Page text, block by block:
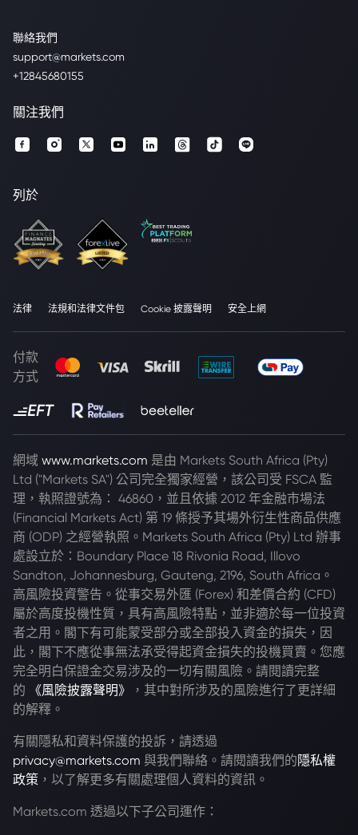
聯絡我們
support@markets.com
+12845680155
關注我們
列於
法律 法規和法律文件包 Cookie 披露聲明 安全上網
付款
方式
網域 www.markets.com 是由 Markets South Africa (Pty)
Ltd ("Markets SA") 公司完全獨家經營，該公司受 FSCA 監
理，執照證號為： 46860，並且依據 2012 年金融市場法
(Financial Markets Act) 第 19 條授予其場外衍生性商品供應
商 (ODP) 之經營執照。Markets South Africa (Pty) Ltd 辦事
處設立於：Boundary Place 18 Rivonia Road, Illovo
Sandton, Johannesburg, Gauteng, 2196, South Africa。
高風險投資警告。從事交易外匯 (Forex) 和差價合約 (CFD)
屬於高度投機性質，具有高風險特點，並非適於每一位投資
者之用。閣下有可能蒙受部分或全部投入資金的損失，因
此，閣下不應從事無法承受得起資金損失的投機買賣。您應
完全明白保證金交易涉及的一切有關風險。請閱讀完整
的
《風險披露聲明》
，其中對所涉及的風險進行了更詳細
的解釋。
有關隱私和資料保護的投訴，請透過
privacy@markets.com 與我們聯絡。請閱讀我們的 隱私權
政策 ，以了解更多有關處理個人資料的資訊。
Markets.com 透過以下子公司運作：